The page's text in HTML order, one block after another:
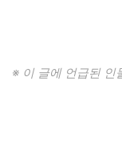
※ 이 글에 언급된 인